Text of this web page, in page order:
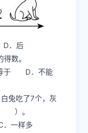
D．后
得数。
于 D．不能
兔吃了7个，灰
（ ）。
．一样多